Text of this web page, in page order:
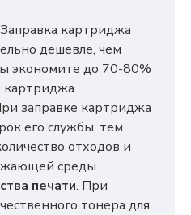
картриджа
дешевле, чем
экономите до 70-80%
картриджа.
заправке картриджа
его службы, тем
отходов и
среды.
печати. При
тонера для